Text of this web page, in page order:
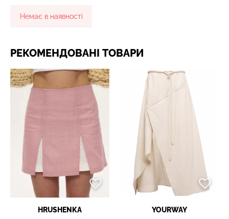
Немає в наявності
РЕКОМЕНДОВАНІ ТОВАРИ
HRUSHENKA YOURWAY